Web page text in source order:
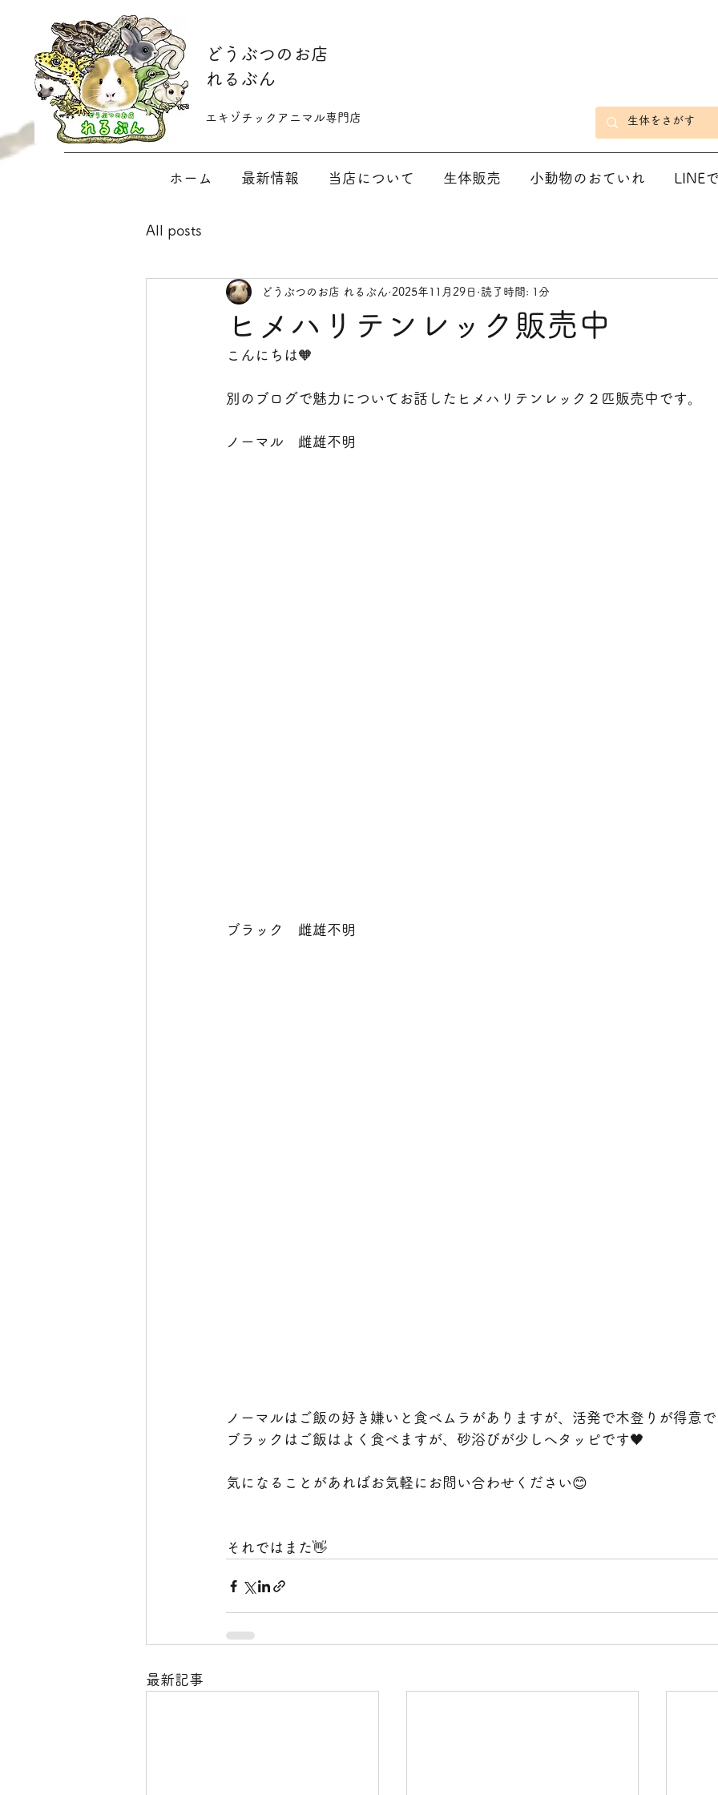
​どうぶつのお店
れるぶん
​​エキゾチックアニマル専門店
ホーム 最新情報 当店について 生体販売 小動物のおていれ LINE
All posts
ヒメハリテンレック販売中
どうぶつのお店 れるぶん 2025年11月29日 読了時間: 1分
こんにちは🧡
別のブログで魅力についてお話したヒメハリテンレック２匹販売中です。
ノーマル　雌雄不明
ブラック　雌雄不明
ノーマルはご飯の好き嫌いと食べムラがありますが、活発で木登りが得意
ブラックはご飯はよく食べますが、砂浴びが少しヘタッピです🖤
気になることがあればお気軽にお問い合わせください😊
それではまた👋
最新記事